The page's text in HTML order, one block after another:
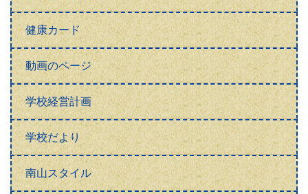
健康カード
動画のページ
学校経営計画
学校だより
南山スタイル